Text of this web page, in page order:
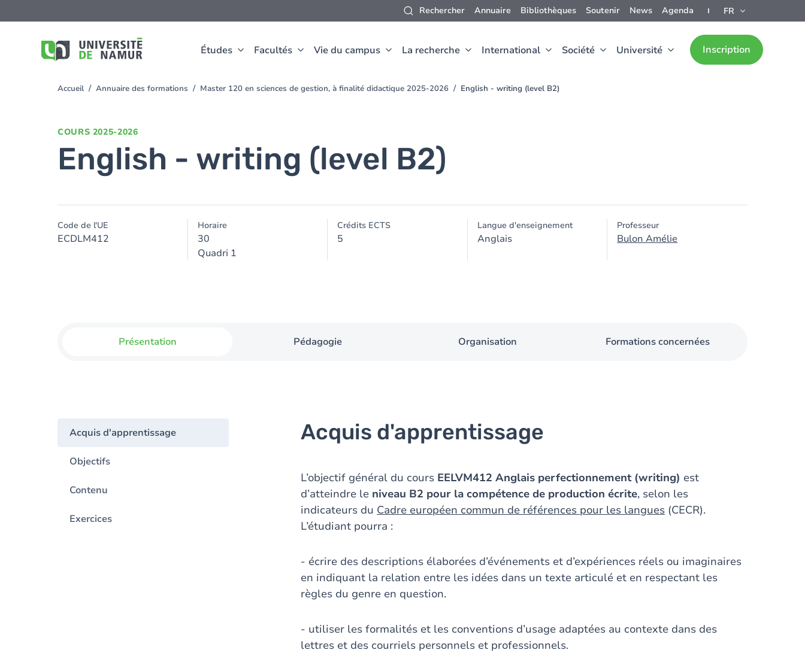
Rechercher Annuaire Bibliothèques Soutenir News Agenda FR
Études Facultés Vie du campus La recherche International Société Université Inscription
au
You
Accueil Annuaire des formations Master 120 en sciences de gestion, à finalité didactique 2025-2026 English - writing (level B2)
COURS 2025-2026
English - writing (level B2)
Code de l'UE
ECDLM412
Horaire
30
Quadri 1
Crédits ECTS
5
Langue d'enseignement
Anglais
Professeur
Bulon Amélie
Présentation Pédagogie Organisation Formations concernées
Acquis d'apprentissage
Objectifs
Contenu
Exercices
Acquis d'apprentissage
L’objectif général du cours EELVM412 Anglais perfectionnement (writing) est
d’atteindre le niveau B2 pour la compétence de production écrite, selon les
indicateurs du Cadre européen commun de références pour les langues (CECR).
L’étudiant pourra :
- écrire des descriptions élaborées d’événements et d’expériences réels ou imaginaires
en indiquant la relation entre les idées dans un texte articulé et en respectant les
règles du genre en question.
- utiliser les formalités et les conventions d’usage adaptées au contexte dans des
lettres et des courriels personnels et professionnels.